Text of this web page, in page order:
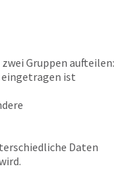
Gruppen aufteilen:
ist
Daten